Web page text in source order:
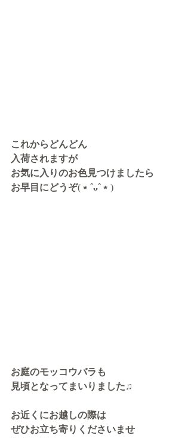
これからどんどん
入荷されますが
お気に入りのお色見つけましたら
お早目にどうぞ( ﹡ ˆᴗˆ ﹡ )
お庭のモッコウバラも
見頃となってまいりました♫
お近くにお越しの際は
ぜひお立ち寄りくださいませ